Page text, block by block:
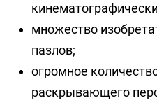
множество
пазлов;
огромное
раскрывающего